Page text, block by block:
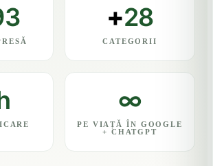
+28
CATEGORII
∞
PE VIAȚĂ ÎN GOOGLE
+ CHATGPT